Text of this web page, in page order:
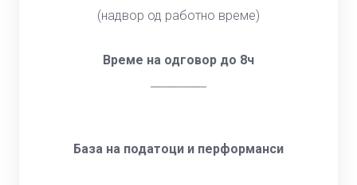
(надвор од работно време)
Време на одговор до 8ч
База на податоци и перформанси